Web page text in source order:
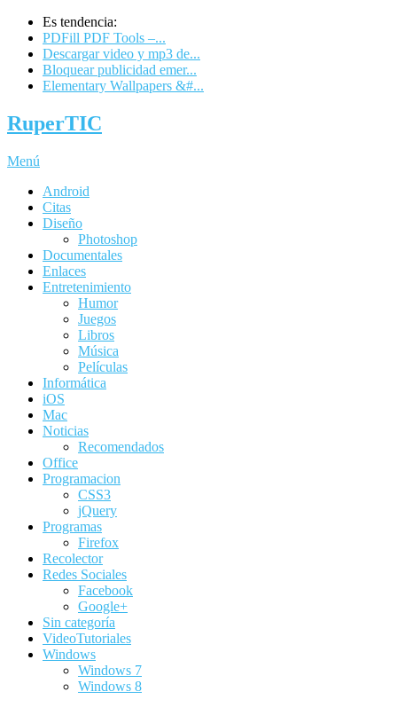
Es tendencia:
PDFill PDF Tools –...
Descargar video y mp3 de...
Bloquear publicidad emer...
Elementary Wallpapers &#...
RuperTIC
Menú
Android
Citas
Diseño
Photoshop
Documentales
Enlaces
Entretenimiento
Humor
Juegos
Libros
Música
Películas
Informática
iOS
Mac
Noticias
Recomendados
Office
Programacion
CSS3
jQuery
Programas
Firefox
Recolector
Redes Sociales
Facebook
Google+
Sin categoría
VideoTutoriales
Windows
Windows 7
Windows 8